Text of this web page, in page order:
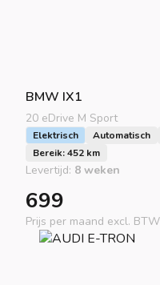
BMW IX1
20 eDrive M Sport
Elektrisch Automatisch
Bereik: 452 km
Levertijd: 8 weken
699
Prijs per maand excl. BTW